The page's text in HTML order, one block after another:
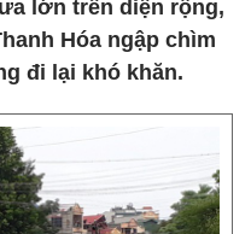
lớn trên diện rộng,
Hóa ngập chìm
đi lại khó khăn.